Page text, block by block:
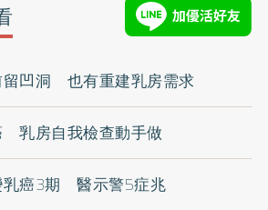
留凹洞 也有重建乳房需求
乳房自我檢查動手做
乳癌3期 醫示警5症兆